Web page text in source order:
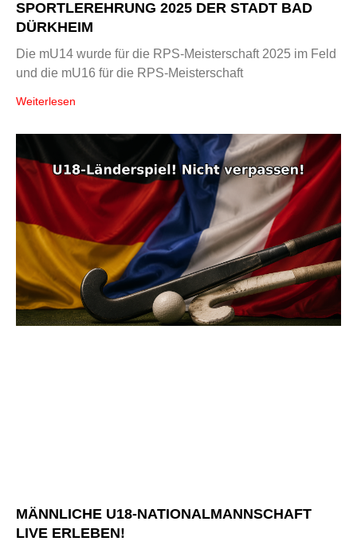
SPORTLEREHRUNG 2025 DER STADT BAD
DÜRKHEIM
Die mU14 wurde für die RPS-Meisterschaft 2025 im Feld
und die mU16 für die RPS-Meisterschaft
Weiterlesen
MÄNNLICHE U18-NATIONALMANNSCHAFT
LIVE ERLEBEN!